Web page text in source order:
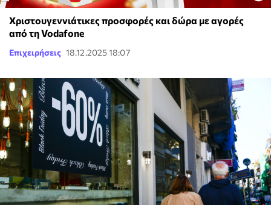
Χριστουγεννιάτικες προσφορές και δώρα με αγορές
από τη Vodafone
Επιχειρήσεις 18.12.2025 18:07